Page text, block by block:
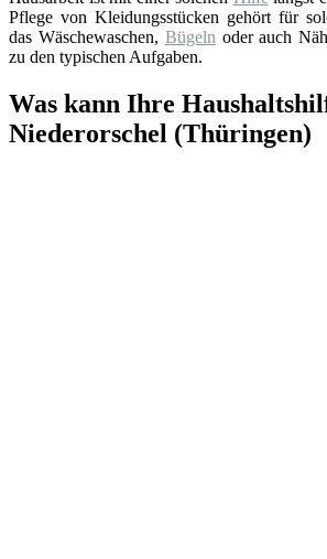
Pflege von Kleidungsstücken gehört für
das Wäschewaschen, Bügeln oder auch
zu den typischen Aufgaben.
Was kann Ihre
Niederorschel (Thüringen)